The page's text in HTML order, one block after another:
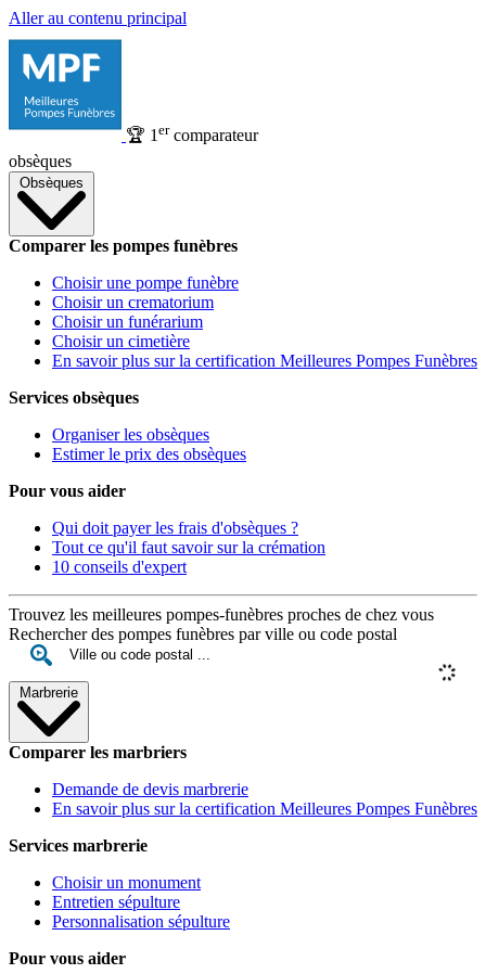
Aller au contenu principal
🏆 1 ercomparateur
obsèques
Obsèques
Comparer les pompes funèbres
Choisir une pompe funèbre
Choisir un crematorium
Choisir un funérarium
Choisir un cimetière
En savoir plus sur la certification Meilleures Pompes Funèbres
Services obsèques
Organiser les obsèques
Estimer le prix des obsèques
Pour vous aider
Qui doit payer les frais d'obsèques ?
Tout ce qu'il faut savoir sur la crémation
10 conseils d'expert
Trouvez les meilleures pompes-funèbres proches de chez vous
Rechercher des pompes funèbres par ville ou code postal
Marbrerie
Comparer les marbriers
Demande de devis marbrerie
En savoir plus sur la certification Meilleures Pompes Funèbres
Services marbrerie
Choisir un monument
Entretien sépulture
Personnalisation sépulture
Pour vous aider